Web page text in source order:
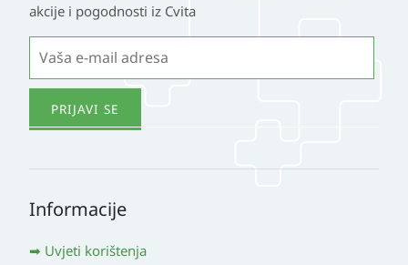
akcije i pogodnosti iz Cvita
Informacije
Uvjeti korištenja